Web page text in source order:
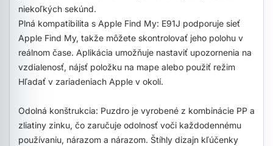
niekoľkých sekúnd.
Plná kompatibilita s Apple Find My: E91J podporuje sieť
Apple Find My, takže môžete skontrolovať jeho polohu v
reálnom čase. Aplikácia umožňuje nastaviť upozornenia na
vzdialenosť, nájsť položku na mape alebo použiť režim
Hľadať v zariadeniach Apple v okolí.
Odolná konštrukcia: Puzdro je vyrobené z kombinácie PP a
zliatiny zinku, čo zaručuje odolnosť voči každodennému
používaniu, nárazom a nárazom. Štíhly dizajn kľúčenky